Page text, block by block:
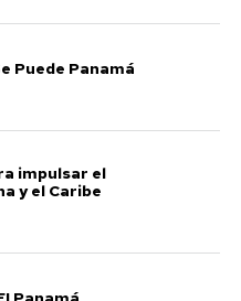
Puede Panamá
impulsar el
y el Caribe